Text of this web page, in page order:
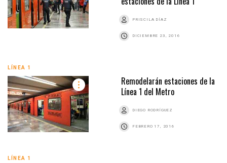
PRISCILA DÍAZ
DICIEMBRE 23, 2016
LÍNEA 1
Remodelarán estaciones de la
Línea 1 del Metro
DIEGO RODRÍGUEZ
FEBRERO 17, 2016
LÍNEA 1